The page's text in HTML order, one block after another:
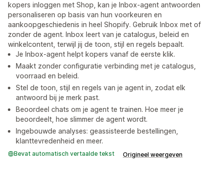
kopers inloggen met Shop, kan je Inbox-agent antwoorden
personaliseren op basis van hun voorkeuren en
aankoopgeschiedenis in heel Shopify. Gebruik Inbox met of
zonder de agent. Inbox leert van je catalogus, beleid en
winkelcontent, terwijl jij de toon, stijl en regels bepaalt.
Je Inbox-agent helpt kopers vanaf de eerste klik.
Maakt zonder configuratie verbinding met je catalogus,
voorraad en beleid.
Stel de toon, stijl en regels van je agent in, zodat elk
antwoord bij je merk past.
Beoordeel chats om je agent te trainen. Hoe meer je
beoordeelt, hoe slimmer de agent wordt.
Ingebouwde analyses: geassisteerde bestellingen,
klanttevredenheid en meer.
Bevat automatisch vertaalde tekst Origineel weergeven